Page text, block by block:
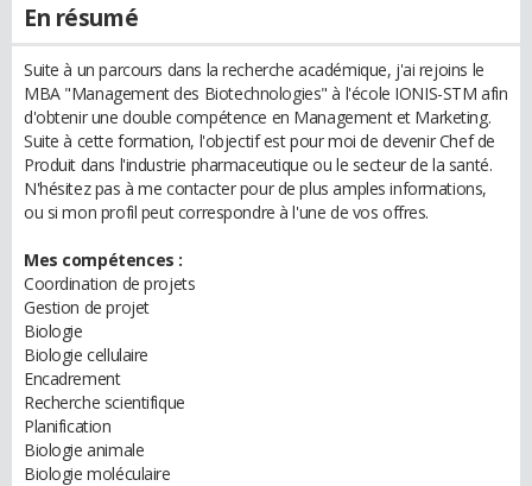
En résumé
Suite à un parcours dans la recherche académique, j'ai rejoins le
MBA "Management des Biotechnologies" à l'école IONIS-STM afin
d'obtenir une double compétence en Management et Marketing.
Suite à cette formation, l'objectif est pour moi de devenir Chef de
Produit dans l'industrie pharmaceutique ou le secteur de la santé.
N'hésitez pas à me contacter pour de plus amples informations,
ou si mon profil peut correspondre à l'une de vos offres.
Mes compétences :
Coordination de projets
Gestion de projet
Biologie
Biologie cellulaire
Encadrement
Recherche scientifique
Planification
Biologie animale
Biologie moléculaire